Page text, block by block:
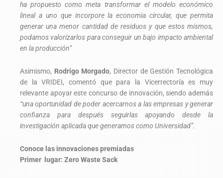
ha propuesto como meta transformar el modelo económico
lineal a uno que incorpore la economìa circular, que permita
generar una menor cantidad de residuos y que estos mismos,
podamos valorizarlos para conseguir un bajo impacto ambiental
en la producción”
Asimismo, Rodrigo Morgado, Director de Gestión Tecnológica
de la VRIDEI, comentó que para la Vicerrectoría es muy
relevante apoyar este concurso de innovación, siendo además
“una oportunidad de poder acercarnos a las empresas y generar
confianza para después seguirlas apoyando desde la
investigación aplicada que generamos como Universidad”.
Conoce las innovaciones premiadas
Primer lugar: Zero Waste Sack